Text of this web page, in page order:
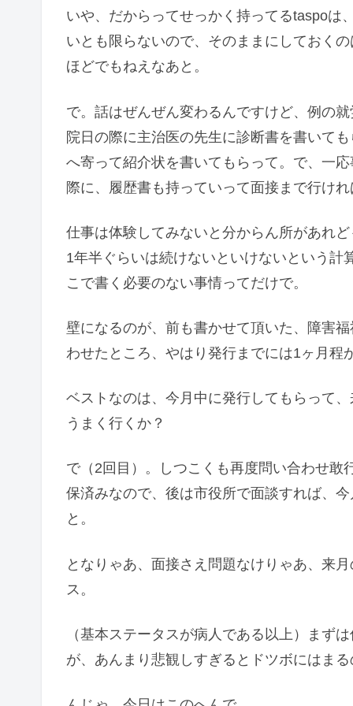
いや、だからってせっかく持ってるtaspo
いとも限らないので、そのままにしておく
ほどでもねえなあと。
で。話はぜんぜん変わるんですけど、例の
院日の際に主治医の先生に診断書を書いて
へ寄って紹介状を書いてもらって。で、一
際に、履歴書も持っていって面接まで行け
仕事は体験してみないと分からん所があれ
1年半ぐらいは続けないといけないという
こで書く必要のない事情ってだけで。
壁になるのが、前も書かせて頂いた、障害
わせたところ、やはり発行までには1ヶ月程
ベストなのは、今月中に発行してもらって
うまく行くか？
で（2回目）。しつこくも再度問い合わせ
保済みなので、後は市役所で面談すれば、
と。
となりゃあ、面接さえ問題なけりゃあ、来
ス。
（基本ステータスが病人である以上）まず
が、あんまり悲観しすぎるとドツボにはま